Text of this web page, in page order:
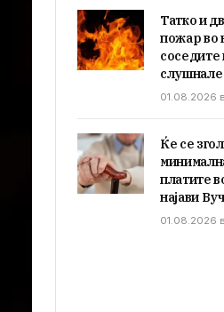
Татко и
пожар во
01.08.2026
Ќе се
платите
најави
01.08.2026